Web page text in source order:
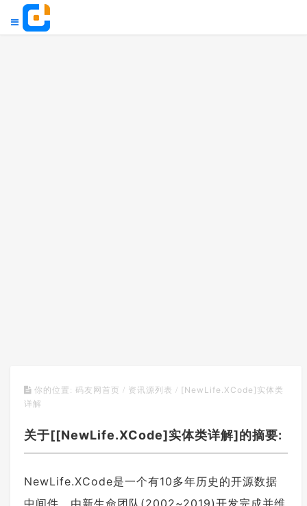
你的位置: 码友网首页 / 资讯源列表 / [NewLife.XCode]实体类
详解
关于[[NewLife.XCode]实体类详解]的摘要:
NewLife.XCode是一个有10多年历史的开源数据
中间件，由新生命团队(2002~2019)开发完成并维